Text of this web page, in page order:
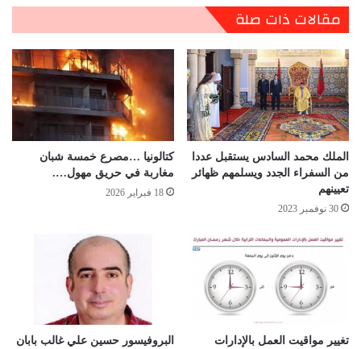
مقالات ذات صلة
الملك محمد السادس يستقبل عددا
من السفراء الجدد ويسلمهم ظهائر
تعيينهم
30 نوفمبر 2023
كتالونيا …مصرع خمسة شبان
مغاربة في حريق مهول….
18 فبراير 2026
تغيير مواقيت العمل بالإدارات
البروفيسور حسين علي غالب بابان